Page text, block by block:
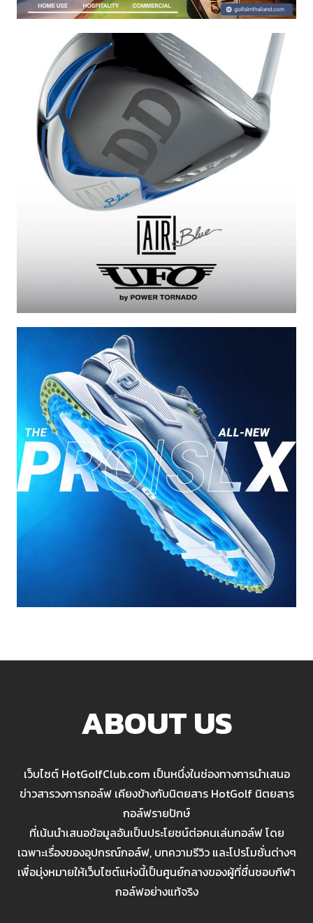
ABOUT US
เว็บไซต์ HotGolfClub.com เป็นหนึ่งในช่องทางการนำเสนอ
ข่าวสารวงการกอล์ฟ เคียงข้างกับนิตยสาร HotGolf นิตยสาร
กอล์ฟรายปักษ์
ที่เน้นนำเสนอข้อมูลอันเป็นประโยชน์ต่อคนเล่นกอล์ฟ โดย
เฉพาะเรื่องของอุปกรณ์กอล์ฟ, บทความรีวิว และโปรโมชั่นต่างๆ
เพื่อมุ่งหมายให้เว็บไซต์แห่งนี้เป็นศูนย์กลางของผู้ที่ชื่นชอบกีฬา
กอล์ฟอย่างแท้จริง